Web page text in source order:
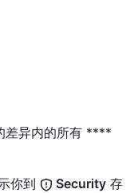
差异内的所有 ****
你到
Security 存